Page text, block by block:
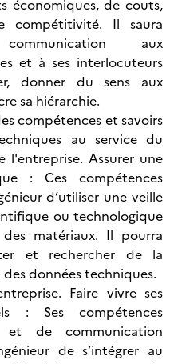
économiques, de couts,
Il saura
aux
et à ses interlocuteurs
donner du sens aux
sa hiérarchie.
compétences et savoirs
au service du
l'entreprise. Assurer une
: Ces compétences
d’utiliser une veille
ou technologique
matériaux. Il pourra
et rechercher de la
données techniques.
Faire vivre ses
: Ses compétences
et de communication
de s’intégrer au